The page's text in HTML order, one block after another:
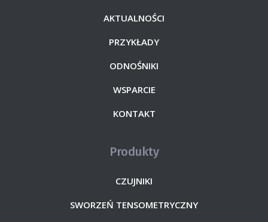
AKTUALNOŚCI
PRZYKŁADY
ODNOŚNIKI
WSPARCIE
KONTAKT
Produkty
CZUJNIKI
SWORZEŃ TENSOMETRYCZNY